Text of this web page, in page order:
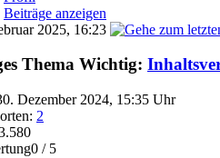
Beiträge anzeigen
2025, 16:23
Wichtig:
Dezember 2024, 15:35 Uhr
2
/ 5